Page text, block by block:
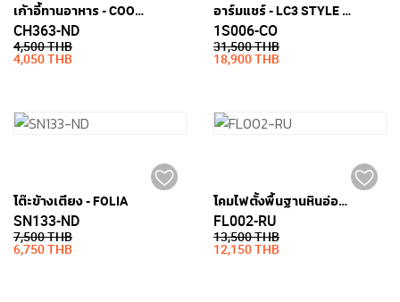
เก้าอี้ทานอาหาร - COOPER
CH363-ND
4,500 THB
4,050 THB
อาร์มแชร์ - LC3 STYLE (หนัง PU)
1S006-CO
31,500 THB
18,900 THB
โต๊ะข้างเตียง - FOLIA
SN133-ND
7,500 THB
6,750 THB
โคมไฟตั้งพื้นฐานหินอ่อน - ARC
FL002-RU
13,500 THB
12,150 THB